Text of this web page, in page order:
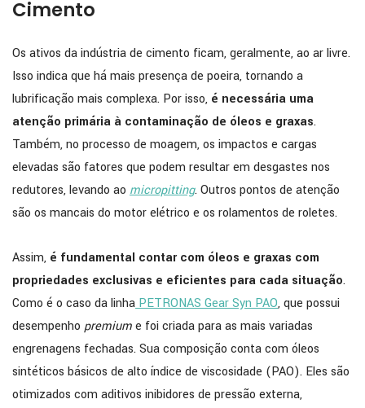
Cimento
Os ativos da indústria de cimento ficam, geralmente, ao ar livre.
Isso indica que há mais presença de poeira, tornando a
lubrificação mais complexa. Por isso, é necessária uma
atenção primária à contaminação de óleos e graxas.
Também, no processo de moagem, os impactos e cargas
elevadas são fatores que podem resultar em desgastes nos
redutores, levando ao micropitting. Outros pontos de atenção
são os mancais do motor elétrico e os rolamentos de roletes.
Assim, é fundamental contar com óleos e graxas com
propriedades exclusivas e eficientes para cada situação.
Como é o caso da linhaPETRONAS Gear Syn PAO, que possui
desempenho premiume foi criada para as mais variadas
engrenagens fechadas. Sua composição conta com óleos
sintéticos básicos de alto índice de viscosidade (PAO). Eles são
otimizados com aditivos inibidores de pressão externa,